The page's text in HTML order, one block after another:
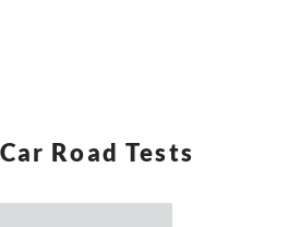
Road Tests